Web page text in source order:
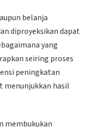
belanja
diproyeksikan dapat
yang
seiring proses
peningkatan
menunjukkan hasil
membukukan